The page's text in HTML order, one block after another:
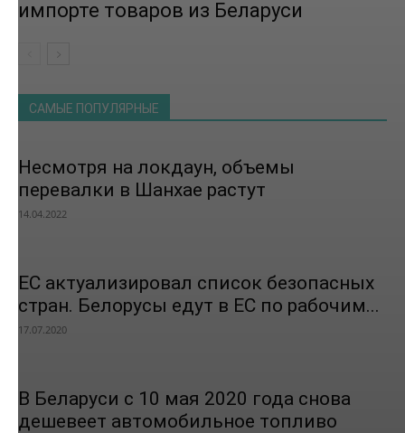
импорте товаров из Беларуси
САМЫЕ ПОПУЛЯРНЫЕ
Несмотря на локдаун, объемы
перевалки в Шанхае растут
14.04.2022
ЕС актуализировал список безопасных
стран. Белорусы едут в ЕС по рабочим...
17.07.2020
В Беларуси с 10 мая 2020 года снова
дешевеет автомобильное топливо